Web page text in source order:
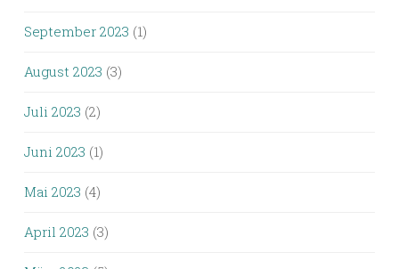
September 2023 (1)
August 2023 (3)
Juli 2023 (2)
Juni 2023 (1)
Mai 2023 (4)
April 2023 (3)